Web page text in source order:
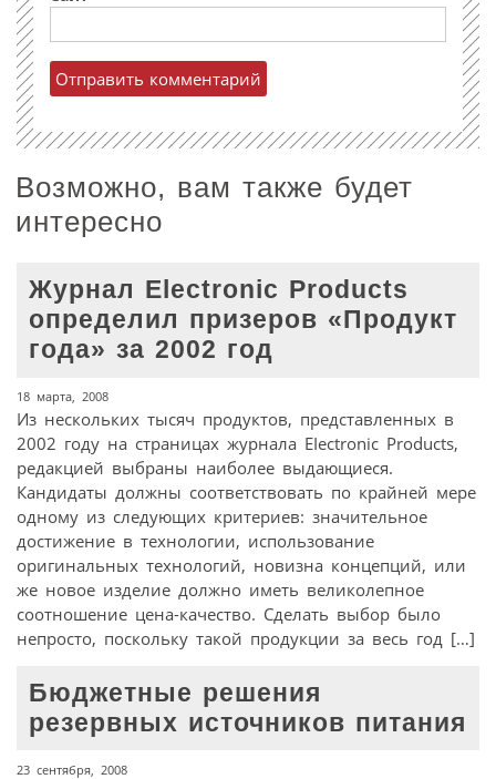
Возможно, вам также будет
интересно
Журнал Electronic Products
определил призеров «Продукт
года» за 2002 год
18 марта, 2008
Из нескольких тысяч продуктов, представленных в
2002 году на страницах журнала EIectronic Products,
редакцией выбраны наиболее выдающиеся.
Кандидаты должны соответствовать по крайней мере
одному из следующих критериев: значительное
достижение в технологии, использование
оригинальных технологий, новизна концепций, или
же новое изделие должно иметь великолепное
соотношение цена-качество. Сделать выбор было
непросто, поскольку такой продукции за весь год […]
Бюджетные решения
резервных источников питания
23 сентября, 2008